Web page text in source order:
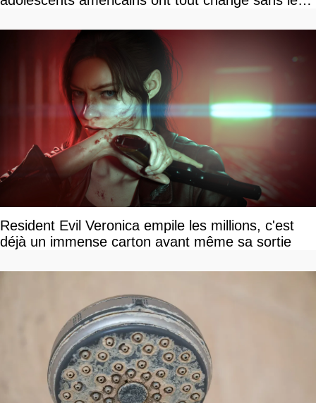
Resident Evil Veronica empile les millions, c'est
déjà un immense carton avant même sa sortie